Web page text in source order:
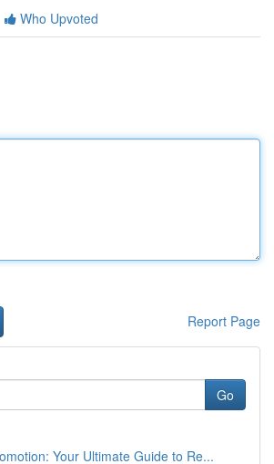
Who Upvoted
Report Page
Go
Your Ultimate Guide to Re...